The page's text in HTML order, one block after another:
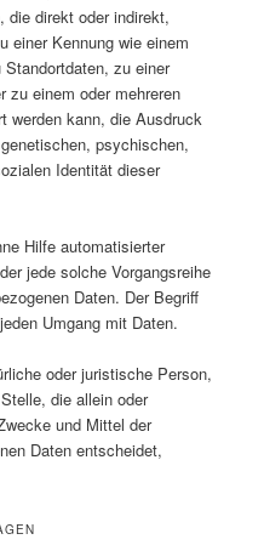
die direkt oder indirekt,
einer Kennung wie einem
zu einer
zu einem oder mehreren
werden kann, die Ausdruck
psychischen,
Identität dieser
Hilfe automatisierter
jede solche Vorgangsreihe
Daten. Der Begriff
Umgang mit Daten.
oder juristische Person,
die allein oder
und Mittel der
Daten entscheidet,